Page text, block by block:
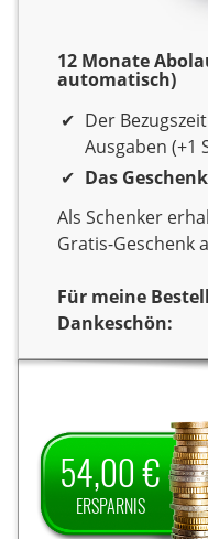
12 Monate
automatisch)
Der
Ausgaben (+1
Das
Als Schenker
Gratis-Geschenk
Für meine
Dankeschön:
Dankeschön
54,00 €
ERSPARNIS
Zeitschrift
art.
Als
Dankeschön erhalten
von
54,00 € Ersparnis
auf den Jahrespreis
zahlen somit für ein